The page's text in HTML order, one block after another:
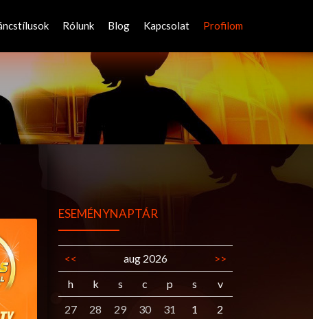
Rólunk Blog Kapcsolat Profilom
ESEMÉNYNAPTÁR
<< aug 2026
>>
h
k s c p s
v
27
28 29 30 31 1
2